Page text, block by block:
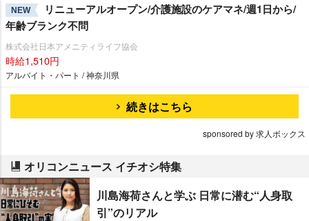
NEW
リニューアルオープン/介護施設のケアマネ/週1日から/
年齢ブランク不問
株式会社日本アメニティライフ協会
時給1,510円
アルバイト・パート / 神奈川県
続きはこちら
sponsored by 求人ボックス
オリコンニュース イチオシ特集
川島海荷さんと学ぶ 日常に潜む“人身取
引”のリアル